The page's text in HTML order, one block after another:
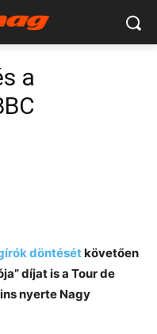
a
döntésétkövetően
díjat is a Tour de
nyerte Nagy